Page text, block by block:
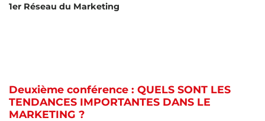
1er Réseau du Marketing
Deuxième conférence : QUELS SONT LES
TENDANCES IMPORTANTES DANS LE
MARKETING ?